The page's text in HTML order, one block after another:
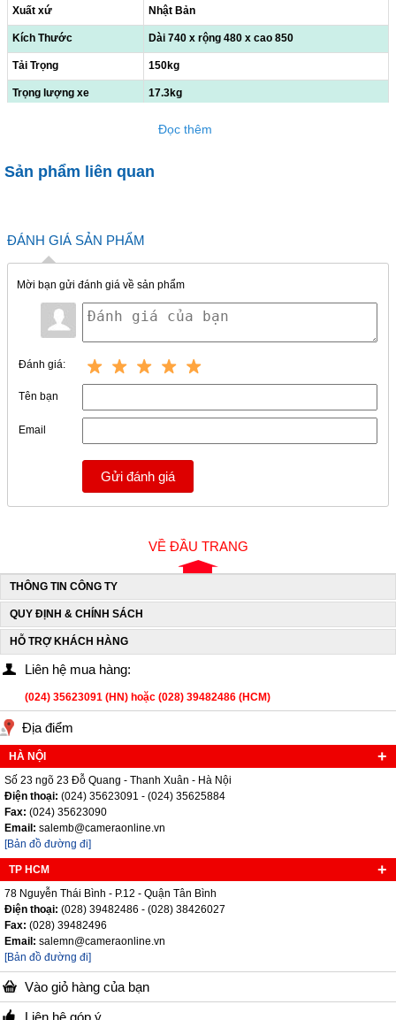
Xuất xứ Nhật Bản
Kích Thước Dài 740 x rộng 480 x cao 850
Tải Trọng 150kg
Trọng lượng xe 17.3kg
Đọc thêm
Sản phẩm liên quan
ĐÁNH GIÁ SẢN PHẨM
Mời bạn gửi đánh giá về sản phẩm
Đánh giá:
Tên bạn
Email
Gửi đánh giá
VỀ ĐẦU TRANG
THÔNG TIN CÔNG TY
QUY ĐỊNH & CHÍNH SÁCH
HỖ TRỢ KHÁCH HÀNG
Liên hệ mua hàng:
(024) 35623091 (HN) hoặc (028) 39482486 (HCM)
Địa điểm
HÀ NỘI
Số 23 ngõ 23 Đỗ Quang - Thanh Xuân - Hà Nội
Điện thoại: (024) 35623091 - (024) 35625884
Fax: (024) 35623090
Email: salemb@cameraonline.vn
[Bản đồ đường đi]
TP HCM
78 Nguyễn Thái Bình - P.12 - Quận Tân Bình
Điện thoại: (028) 39482486 - (028) 38426027
Fax: (028) 39482496
Email: salemn@cameraonline.vn
[Bản đồ đường đi]
Vào giỏ hàng của bạn
Liên hệ góp ý